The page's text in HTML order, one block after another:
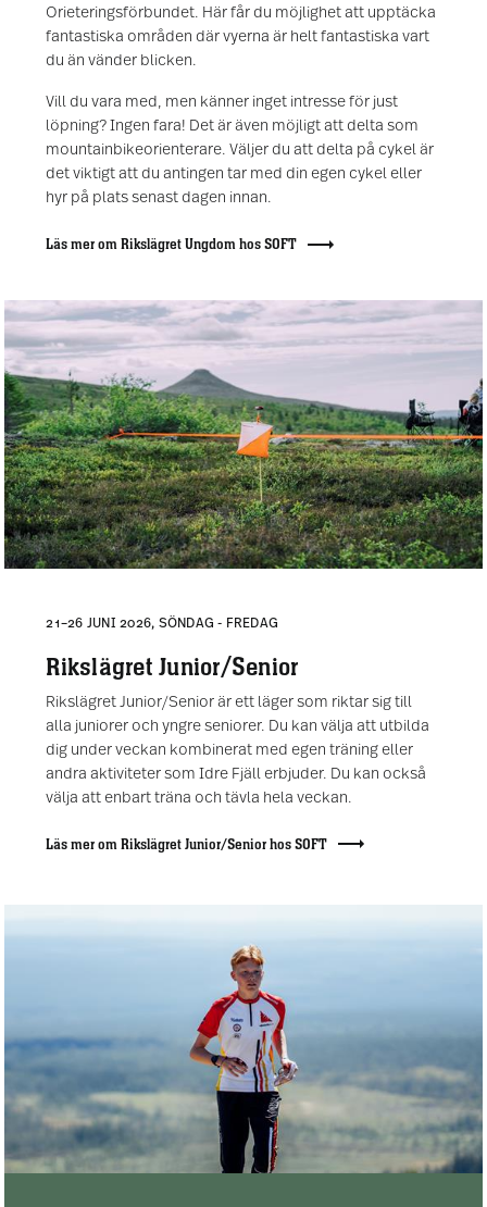
Orieteringsförbundet. Här får du möjlighet att upptäcka
fantastiska områden där vyerna är helt fantastiska vart
du än vänder blicken.
Vill du vara med, men känner inget intresse för just
löpning? Ingen fara! Det är även möjligt att delta som
mountainbikeorienterare. Väljer du att delta på cykel är
det viktigt att du antingen tar med din egen cykel eller
hyr på plats senast dagen innan.
Läs mer om Rikslägret Ungdom hos SOFT
21–26 JUNI 2026, SÖNDAG - FREDAG
Rikslägret Junior/Senior
Rikslägret Junior/Senior är ett läger som riktar sig till
alla juniorer och yngre seniorer. Du kan välja att utbilda
dig under veckan kombinerat med egen träning eller
andra aktiviteter som Idre Fjäll erbjuder. Du kan också
välja att enbart träna och tävla hela veckan.
Läs mer om Rikslägret Junior/Senior hos SOFT